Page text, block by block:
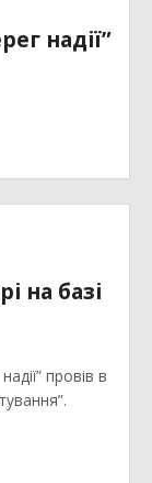
надії”
на базі
провів в